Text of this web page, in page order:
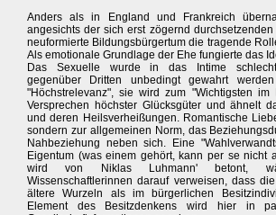
Anders als in England und Frankreich
angesichts der sich erst zögernd
neuformierte Bildungsbürgertum die tragende
Als emotionale Grundlage der Ehe fungierte das
Das Sexuelle wurde in das Intime
gegenüber Dritten unbedingt gewahrt
"Höchstrelevanz", sie wird zum "Wichtigsten im
Versprechen höchster Glücksgüter und ähnelt
und deren Heilsverheißungen. Romantische
sondern zur allgemeinen Norm, das
Nahbeziehung neben sich. Eine
Eigentum (was einem gehört, kann per se nicht
wird von Niklas Luhmann' betont,
Wissenschaftlerinnen darauf verweisen, dass
ältere Wurzeln als im bürgerlichen
Element des Besitzdenkens wird hier in